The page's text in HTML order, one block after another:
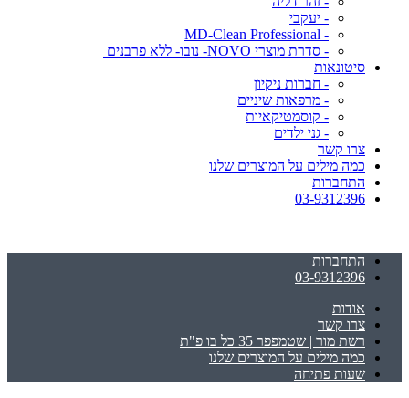
- יעקבי
- MD-Clean Professional
- סדרת מוצרי NOVO- נובו- ללא פרבנים
סיטונאות
- חברות ניקיון
- מרפאות שיניים
- קוסמטיקאיות
- גני ילדים
צרו קשר
כמה מילים על המוצרים שלנו
התחברות
03-9312396
התחברות
03-9312396
אודות
צרו קשר
רשת מור | שטמפפר 35 כל בו פ"ת
כמה מילים על המוצרים שלנו
שעות פתיחה